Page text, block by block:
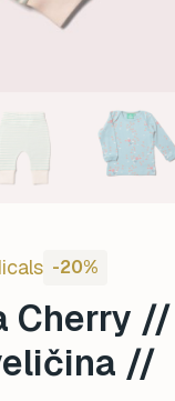
-20%
Cherry
//